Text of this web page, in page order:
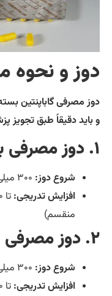
و نحوه
مصرفی گاباپنتین بسته
دقیقاً طبق تجویز
شروع دوز:
افزایش تدریجی:
منقسم)
شروع دوز:
افزایش تدریجی:تا ۹۰۰ تا ۱۸۰۰ میلی‌گرم در روز